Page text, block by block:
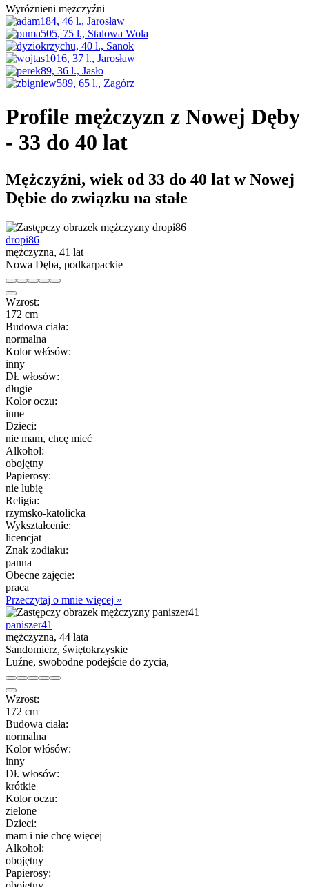
Wyróżnieni mężczyźni
Profile mężczyzn z Nowej Dęby
- 33 do 40 lat
Mężczyźni, wiek od 33 do 40 lat w Nowej
Dębie do związku na stałe
dropi86
mężczyzna, 41 lat
Nowa Dęba, podkarpackie
Wzrost:
172 cm
Budowa ciała:
normalna
Kolor włósów:
inny
Dł. włosów:
długie
Kolor oczu:
inne
Dzieci:
nie mam, chcę mieć
Alkohol:
obojętny
Papierosy:
nie lubię
Religia:
rzymsko-katolicka
Wykształcenie:
licencjat
Znak zodiaku:
panna
Obecne zajęcie:
praca
Przeczytaj o mnie więcej »
paniszer41
mężczyzna, 44 lata
Sandomierz, świętokrzyskie
Luźne, swobodne podejście do życia,
Wzrost:
172 cm
Budowa ciała:
normalna
Kolor włósów:
inny
Dł. włosów:
krótkie
Kolor oczu:
zielone
Dzieci:
mam i nie chcę więcej
Alkohol:
obojętny
Papierosy: